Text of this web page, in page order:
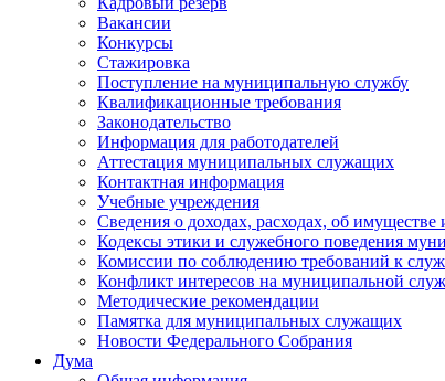
Вакансии
Конкурсы
Стажировка
Поступление на муниципальную службу
Квалификационные требования
Законодательство
Информация для работодателей
Аттестация муниципальных служащих
Контактная информация
Учебные учреждения
Сведения о доходах, расходах, об имуществе
Кодексы этики и служебного поведения
Комиссии по соблюдению требований к
Конфликт интересов на муниципальной
Методические рекомендации
Памятка для муниципальных служащих
Новости Федерального Cобрания
Дума